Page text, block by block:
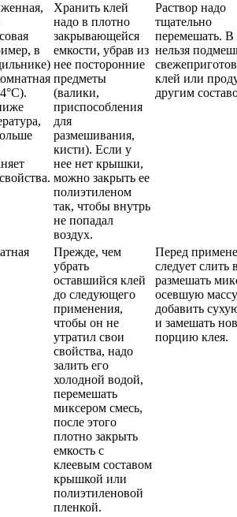
в
Хранить клей
надо в плотно
закрывающейся
емкости, убрав из
нее посторонние
предметы
(валики,
приспособления
для
размешивания,
кисти). Если у
нее нет крышки,
можно закрыть ее
полиэтиленом
так, чтобы внутрь
не попадал
воздух.
Раствор надо
тщательно
перемешать. В
нельзя
клей или
другим
Прежде, чем
убрать
оставшийся клей
до следующего
применения,
чтобы он не
утратил свои
свойства, надо
залить его
холодной водой,
перемешать
миксером смесь,
после этого
плотно закрыть
емкость с
клеевым составом
крышкой или
полиэтиленовой
пленкой.
Перед
следует слить
размешать
осевшую
добавить
и замешать
порцию клея.